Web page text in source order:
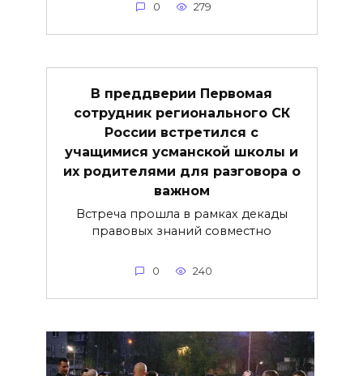
0 279
В преддверии Первомая
сотрудник регионального СК
России встретился с
учащимися усманской школы и
их родителями для разговора о
важнoм
Встреча прошла в рамках декады
правовых знаний совместно
0 240